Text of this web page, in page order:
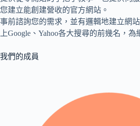
您建立能創建營收的官方網站。
事前諮詢您的需求，並有邏輯地建立網
上Google、Yahoo各大搜尋的前幾名，為
我們的成員